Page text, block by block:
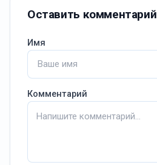
Оставить комментарий
Имя
Комментарий